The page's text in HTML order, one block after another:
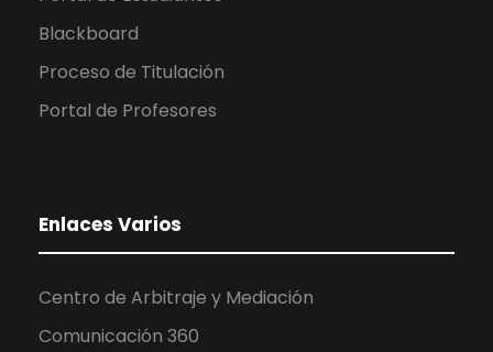
Blackboard
Proceso de Titulación
Portal de Profesores
Enlaces Varios
Centro de Arbitraje y Mediación
Comunicación 360